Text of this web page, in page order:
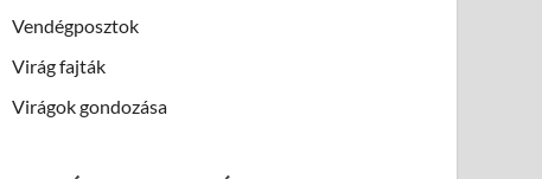
Vendégposztok
Virág fajták
Virágok gondozása